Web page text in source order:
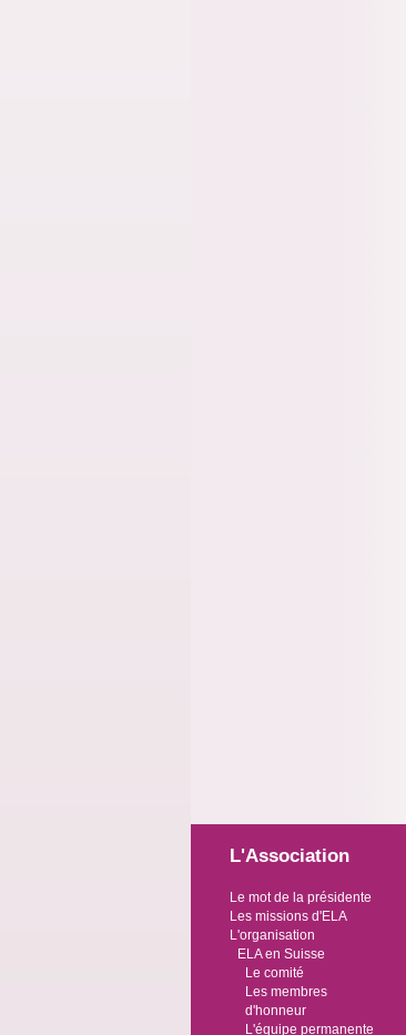
L'Association
Le mot de la présidente
Les missions d'ELA
L'organisation
ELA en Suisse
Le comité
Les membres
d'honneur
L'équipe permanente